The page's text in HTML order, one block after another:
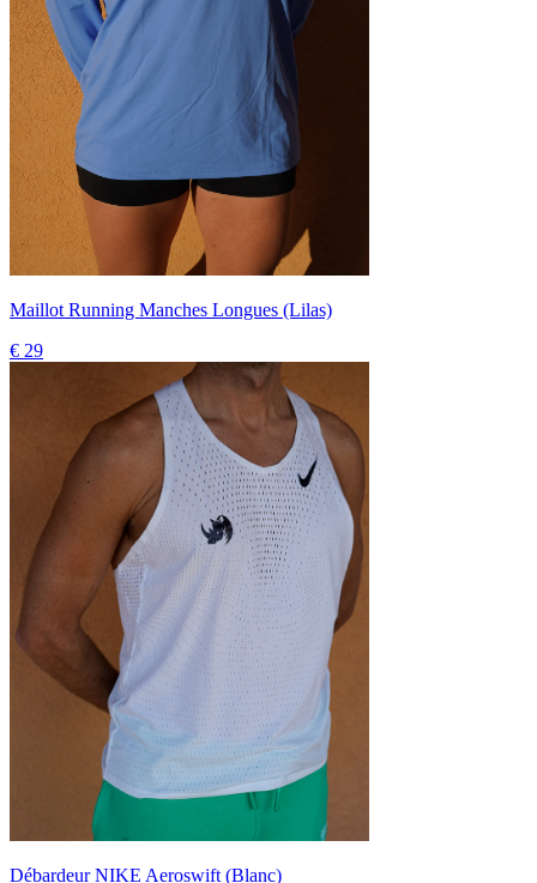
Maillot Running Manches Longues (Lilas)
€ 29
Débardeur NIKE Aeroswift (Blanc)